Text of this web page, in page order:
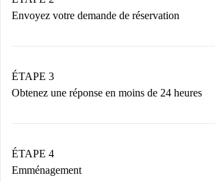
nécessaires.
Envoyez votre demande de réservation
Nous ne vous facturerons rien tant que le
n’aura pas accepté.
ÉTAPE 3
Obtenez une réponse en moins de 24 heures
contact avec le propriétaire.
Si refusé : aucun prélèvement et nous
ÉTAPE 4
Emménagement